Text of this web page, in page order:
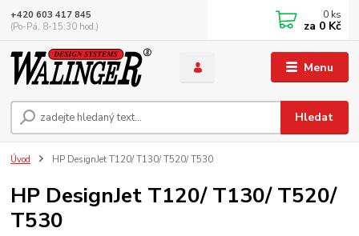
Menu
Hledat
+420 603 417 845
(Po-Pá, 8-15:30 hod.)
0 ks
za 0 Kč
Úvod HP DesignJet T120/ T130/ T520/ T530
HP DesignJet T120/ T130/ T520/
T530